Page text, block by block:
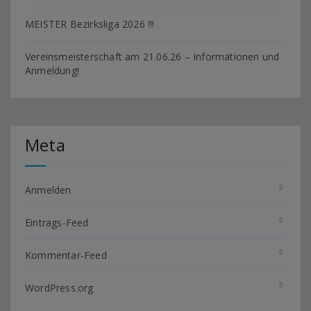
MEISTER Bezirksliga 2026 !!!
Vereinsmeisterschaft am 21.06.26 – Informationen und
Anmeldung!
Meta
Anmelden
Eintrags-Feed
Kommentar-Feed
WordPress.org